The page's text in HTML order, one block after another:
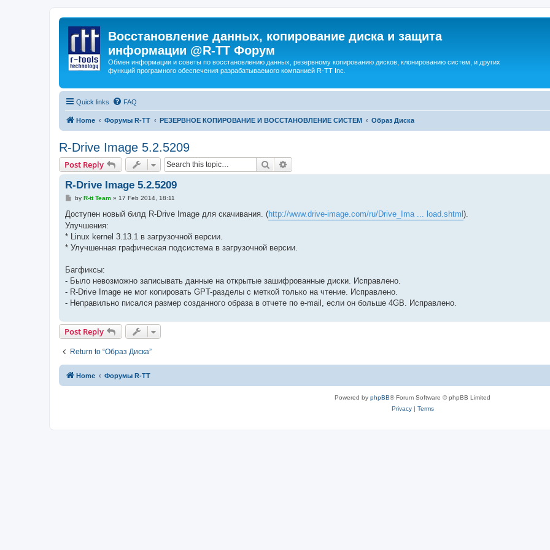
Восстановление данных, копирование диска и защита
информации @R-TT Форум
Обмен информации и советы по восстановлению данных, резервному копированию дисков, клонированию систем, и других
функций програмного обеспечения разрабатываемого компанией R-TT Inc.
Quick links FAQ
Home Форумы R-TT РЕЗЕРВНОЕ КОПИРОВАНИЕ И ВОССТАНОВЛЕНИЕ СИСТЕМ Образ Диска
R-Drive Image 5.2.5209
Post Reply Search
R-Drive Image 5.2.5209
P
s
by R-tt Team» 17 Feb 2014, 18:11
Доступен новый билд R-Drive Image для скачивания. (http://www.drive-image.com/ru/Drive_Ima ... load.shtml).
Улучшения:
* Linux kernel 3.13.1 в загрузочной версии.
* Улучшенная графическая подсистема в загрузочной версии.
Багфиксы:
- Было невозможно записывать данные на открытые зашифрованные диски. Исправлено.
- R-Drive Image не мог копировать GPT-разделы с меткой только на чтение. Исправлено.
- Неправильно писался размер созданного образа в отчете по e-mail, если он больше 4GB. Исправлено.
Post Reply
Return to “Образ Диска”
Home Форумы R-TT
Powered by phpBB® Forum Software © phpBB Limited
Privacy| Terms